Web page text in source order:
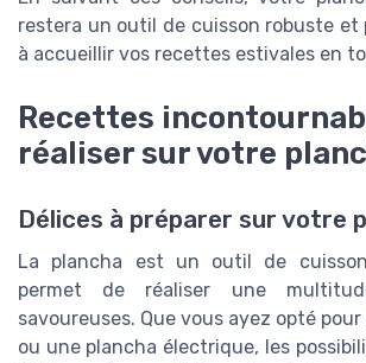
restera un outil de cuisson robuste
à accueillir vos recettes estivales en
Recettes
réaliser sur votre
Délices à préparer sur votre
La plancha est un outil de
permet de réaliser une
savoureuses. Que vous ayez opté
ou une plancha électrique, les